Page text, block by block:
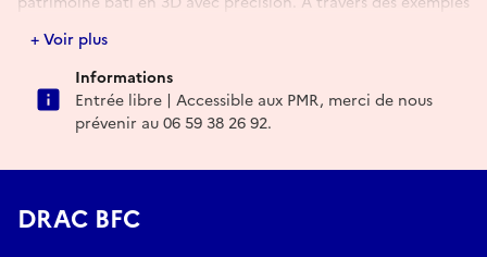
concrets, des démonstrations et des échanges, apprenez-en
plus sur la photogrammétrie, le scan laser, le lidar ou encore
la numérisation aérienne.
+ Voir plus
Informations
Entrée libre | Accessible aux PMR, merci de nous
prévenir au 06 59 38 26 92.
DRAC BFC